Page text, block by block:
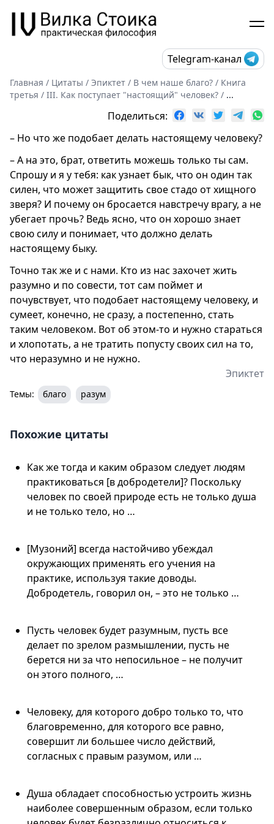
Telegram-канал
Главная / Цитаты / Эпиктет / В чем наше благо? / Книга
третья / III. Как поступает "настоящий" человек? / ...
Поделиться:
– Но что же подобает делать настоящему человеку?
– А на это, брат, ответить можешь только ты сам.
Спрошу и я у тебя: как узнает бык, что он один так
силен, что может защитить свое стадо от хищного
зверя? И почему он бросается навстречу врагу, а не
убегает прочь? Ведь ясно, что он хорошо знает
свою силу и понимает, что должно делать
настоящему быку.
Точно так же и с нами. Кто из нас захочет жить
разумно и по совести, тот сам поймет и
почувствует, что подобает настоящему человеку, и
сумеет, конечно, не сразу, а постепенно, стать
таким человеком. Вот об этом-то и нужно стараться
и хлопотать, а не тратить попусту своих сил на то,
что неразумно и не нужно.
Эпиктет
Темы: благо разум
Похожие цитаты
Как же тогда и каким образом следует людям
практиковаться [в добродетели]? Поскольку
человек по своей природе есть не только душа
и не только тело, но …
[Музоний] всегда настойчиво убеждал
окружающих применять его учения на
практике, используя такие доводы.
Добродетель, говорил он, – это не только …
Пусть человек будет разумным, пусть все
делает по зрелом размышлении, пусть не
берется ни за что непосильное – не получит
он этого полного, …
Человеку, для которого добро только то, что
благовременно, для которого все равно,
совершит ли большее число действий,
согласных с правым разумом, или …
Душа обладает способностью устроить жизнь
наиболее совершенным образом, если только